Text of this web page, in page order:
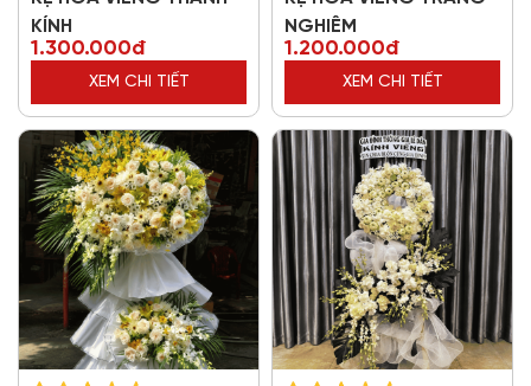
KÍNH
1.300.000đ
XEM CHI TIẾT
NGHIÊM
1.200.000đ
XEM CHI TIẾT